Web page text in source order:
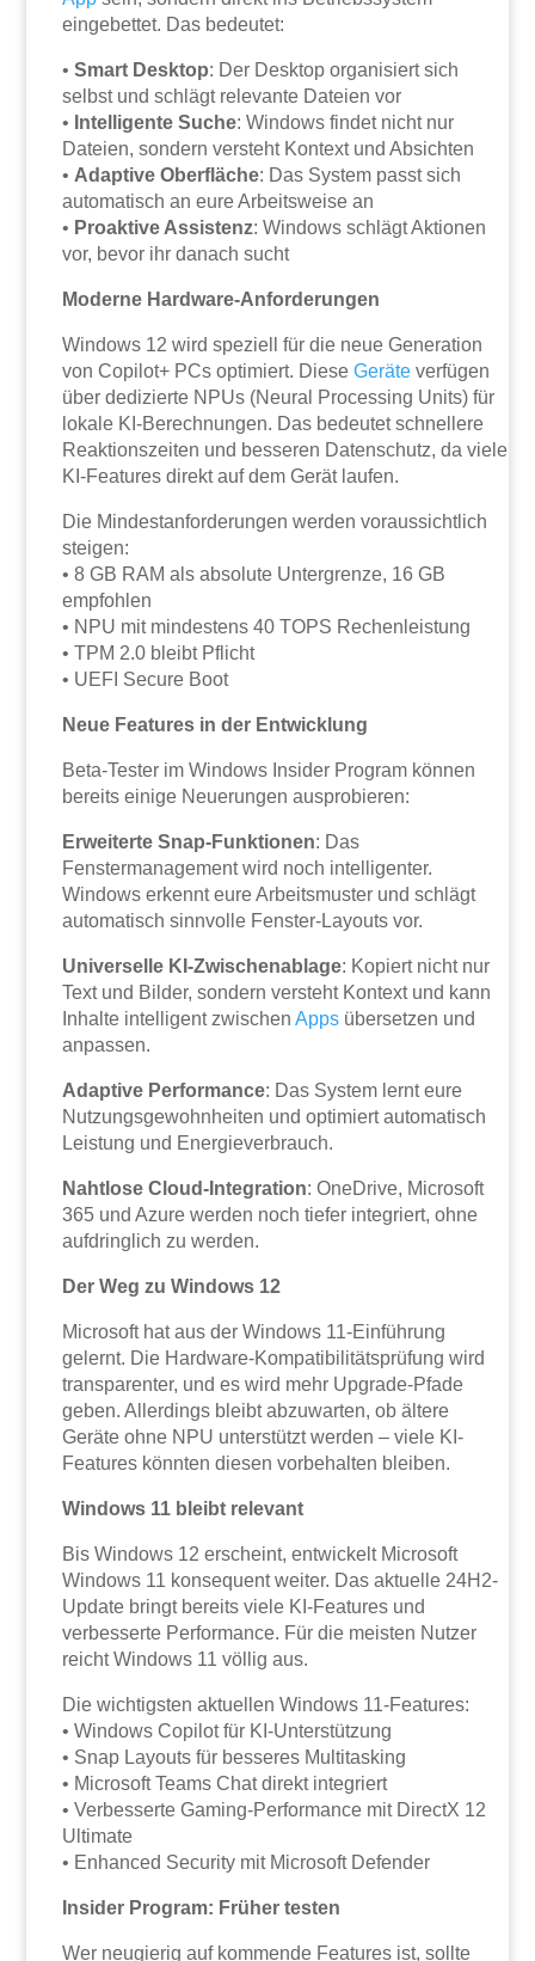
eingebettet. Das bedeutet:
•Smart Desktop: Der Desktop organisiert sich
selbst und schlägt relevante Dateien vor
• Intelligente Suche: Windows findet nicht nur
Dateien, sondern versteht Kontext und Absichten
• Adaptive Oberfläche: Das System passt sich
automatisch an eure Arbeitsweise an
• Proaktive Assistenz: Windows schlägt Aktionen
vor, bevor ihr danach sucht
Moderne Hardware-Anforderungen
Windows 12 wird speziell für die neue Generation
von Copilot+ PCs optimiert. DieseGeräte verfügen
über dedizierte NPUs (Neural Processing Units) für
lokale KI-Berechnungen. Das bedeutet schnellere
Reaktionszeiten und besseren Datenschutz, da viele
KI-Features direkt auf dem Gerät laufen.
Die Mindestanforderungen werden voraussichtlich
steigen:
• 8 GB RAM als absolute Untergrenze, 16 GB
empfohlen
• NPU mit mindestens 40 TOPS Rechenleistung
• TPM 2.0 bleibt Pflicht
• UEFI Secure Boot
Neue Features in der Entwicklung
Beta-Tester im Windows Insider Program können
bereits einige Neuerungen ausprobieren:
Erweiterte Snap-Funktionen: Das
Fenstermanagement wird noch intelligenter.
Windows erkennt eure Arbeitsmuster und schlägt
automatisch sinnvolle Fenster-Layouts vor.
Universelle KI-Zwischenablage: Kopiert nicht nur
Text und Bilder, sondern versteht Kontext und kann
Inhalte intelligent zwischenApps übersetzen und
anpassen.
Adaptive Performance: Das System lernt eure
Nutzungsgewohnheiten und optimiert automatisch
Leistung und Energieverbrauch.
Nahtlose Cloud-Integration: OneDrive, Microsoft
365 und Azure werden noch tiefer integriert, ohne
aufdringlich zu werden.
Der Weg zu Windows 12
Microsoft hat aus der Windows 11-Einführung
gelernt. Die Hardware-Kompatibilitätsprüfung wird
transparenter, und es wird mehr Upgrade-Pfade
geben. Allerdings bleibt abzuwarten, ob ältere
Geräte ohne NPU unterstützt werden – viele KI-
Features könnten diesen vorbehalten bleiben.
Windows 11 bleibt relevant
Bis Windows 12 erscheint, entwickelt Microsoft
Windows 11 konsequent weiter. Das aktuelle 24H2-
Update bringt bereits viele KI-Features und
verbesserte Performance. Für die meisten Nutzer
reicht Windows 11 völlig aus.
Die wichtigsten aktuellen Windows 11-Features:
• Windows Copilot für KI-Unterstützung
• Snap Layouts für besseres Multitasking
• Microsoft Teams Chat direkt integriert
• Verbesserte Gaming-Performance mit DirectX 12
Ultimate
• Enhanced Security mit Microsoft Defender
Insider Program: Früher testen
Wer neugierig auf kommende Features ist, sollte